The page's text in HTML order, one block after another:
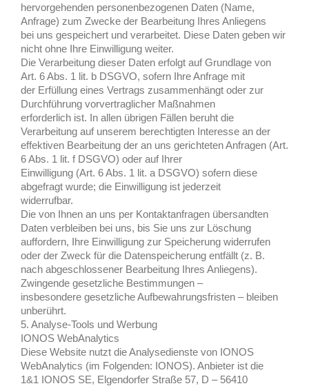
hervorgehenden personenbezogenen Daten (Name,
Anfrage) zum Zwecke der Bearbeitung Ihres Anliegens
bei uns gespeichert und verarbeitet. Diese Daten geben wir
nicht ohne Ihre Einwilligung weiter.
Die Verarbeitung dieser Daten erfolgt auf Grundlage von
Art. 6 Abs. 1 lit. b DSGVO, sofern Ihre Anfrage mit
der Erfüllung eines Vertrags zusammenhängt oder zur
Durchführung vorvertraglicher Maßnahmen
erforderlich ist. In allen übrigen Fällen beruht die
Verarbeitung auf unserem berechtigten Interesse an der
effektiven Bearbeitung der an uns gerichteten Anfragen (Art.
6 Abs. 1 lit. f DSGVO) oder auf Ihrer
Einwilligung (Art. 6 Abs. 1 lit. a DSGVO) sofern diese
abgefragt wurde; die Einwilligung ist jederzeit
widerrufbar.
Die von Ihnen an uns per Kontaktanfragen übersandten
Daten verbleiben bei uns, bis Sie uns zur Löschung
auffordern, Ihre Einwilligung zur Speicherung widerrufen
oder der Zweck für die Datenspeicherung entfällt (z. B.
nach abgeschlossener Bearbeitung Ihres Anliegens).
Zwingende gesetzliche Bestimmungen –
insbesondere gesetzliche Aufbewahrungsfristen – bleiben
unberührt.
5. Analyse-Tools und Werbung
IONOS WebAnalytics
Diese Website nutzt die Analysedienste von IONOS
WebAnalytics (im Folgenden: IONOS). Anbieter ist die
1&1 IONOS SE, Elgendorfer Straße 57, D – 56410